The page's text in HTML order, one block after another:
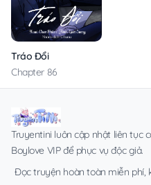
Tráo Đổi
Chapter 86
Truyentini luôn cập nhật liên tục
Boylove VIP để phục vụ độc giả.
Đọc truyện hoàn toàn miễn phí,